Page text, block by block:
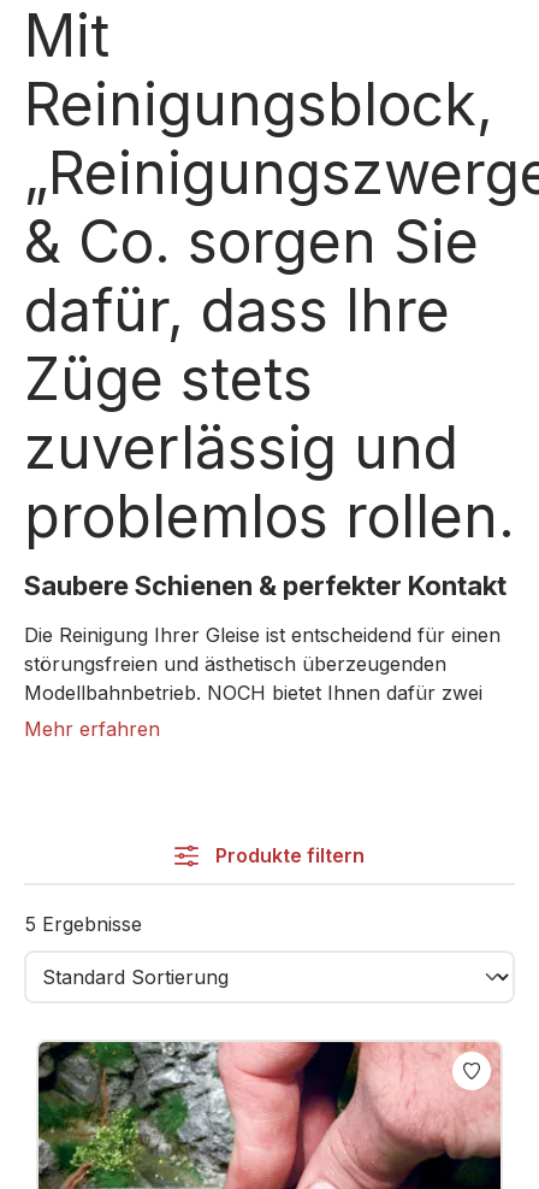
Mit
Reinigungsblock,
& Co. sorgen Sie
dafür, dass Ihre
Züge stets
zuverlässig und
problemlos rollen.
Saubere Schienen & perfekter Kontakt
Die Reinigung Ihrer Gleise ist entscheidend für einen
störungsfreien und ästhetisch überzeugenden
Modellbahnbetrieb. NOCH bietet Ihnen dafür zwei
clevere Lösungen: Mit dem Reinigungsblock lassen
kontinuierlichen Betrieb. So erreichen Sie dauerhaft
weniger Kontaktschwierigkeiten und eine gepflegte
Mehr erfahren
Produkte filtern
5 Ergebnisse